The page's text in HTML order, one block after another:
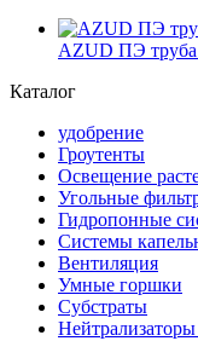
AZUD ПЭ
Каталог
удобрение
Гроутенты
Освещение
Угольные
Гидропонные
Системы
Вентиляция
Умные горшки
Субстраты
Нейтрализаторы